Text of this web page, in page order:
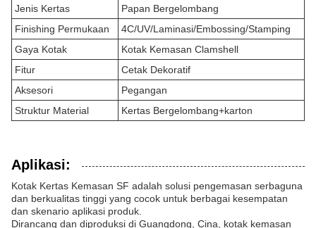
Jenis Kertas
Papan Bergelombang
Finishing Permukaan
4C/UV/Laminasi/Embossing/Stamping
Gaya Kotak
Kotak Kemasan Clamshell
Fitur
Cetak Dekoratif
Aksesori
Pegangan
Struktur Material
Kertas Bergelombang+karton
Aplikasi:
Kotak Kertas Kemasan SF adalah solusi pengemasan serbaguna
dan berkualitas tinggi yang cocok untuk berbagai kesempatan
dan skenario aplikasi produk.
Dirancang dan diproduksi di Guangdong, Cina, kotak kemasan